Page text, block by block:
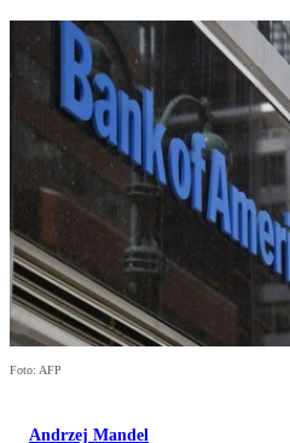
Foto: AFP
Andrzej Mandel